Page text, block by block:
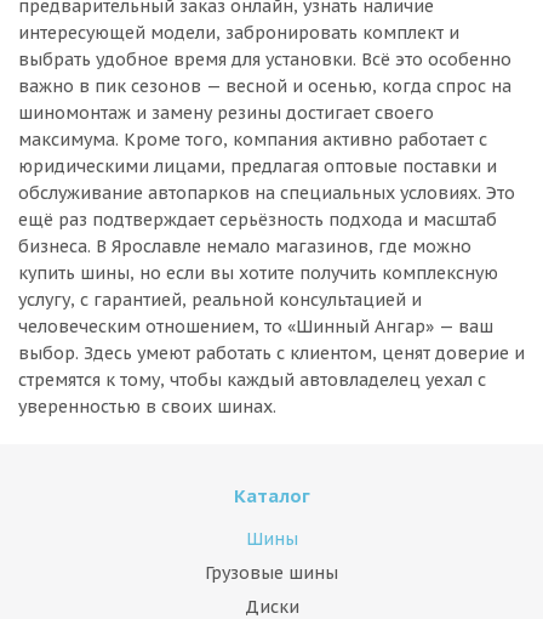
предварительный заказ онлайн, узнать наличие
интересующей модели, забронировать комплект и
выбрать удобное время для установки. Всё это особенно
важно в пик сезонов — весной и осенью, когда спрос на
шиномонтаж и замену резины достигает своего
максимума. Кроме того, компания активно работает с
юридическими лицами, предлагая оптовые поставки и
обслуживание автопарков на специальных условиях. Это
ещё раз подтверждает серьёзность подхода и масштаб
бизнеса. В Ярославле немало магазинов, где можно
купить шины, но если вы хотите получить комплексную
услугу, с гарантией, реальной консультацией и
человеческим отношением, то «Шинный Ангар» — ваш
выбор. Здесь умеют работать с клиентом, ценят доверие и
стремятся к тому, чтобы каждый автовладелец уехал с
уверенностью в своих шинах.
Каталог
Шины
Грузовые шины
Диски